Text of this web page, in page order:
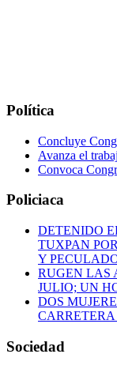
Política
Concluye
Avanza el
Convoca
Policiaca
DETENIDO
TUXPAN
Y
RUGEN LAS
JULIO; UN
DOS
CARRETERA
Sociedad